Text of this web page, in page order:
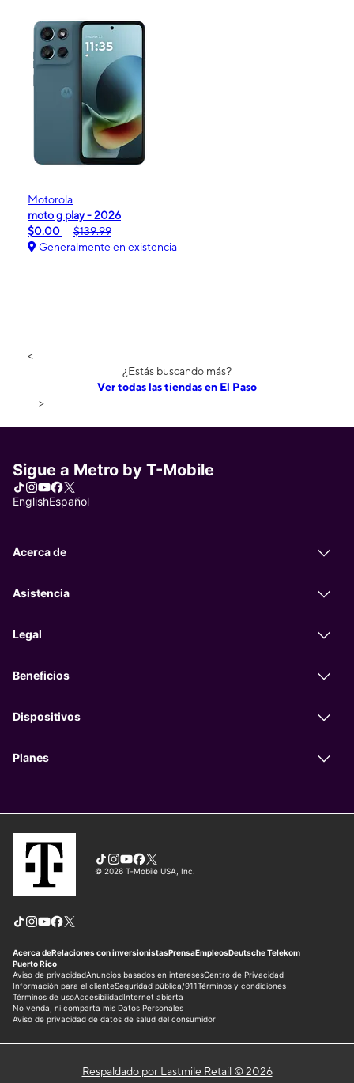
Motorola
moto g play - 2026
$0.00
$139.99
Generalmente en existencia
<
¿Estás buscando más?
Ver todas las tiendas en El Paso
>
Respaldado por Lastmile Retail © 2026